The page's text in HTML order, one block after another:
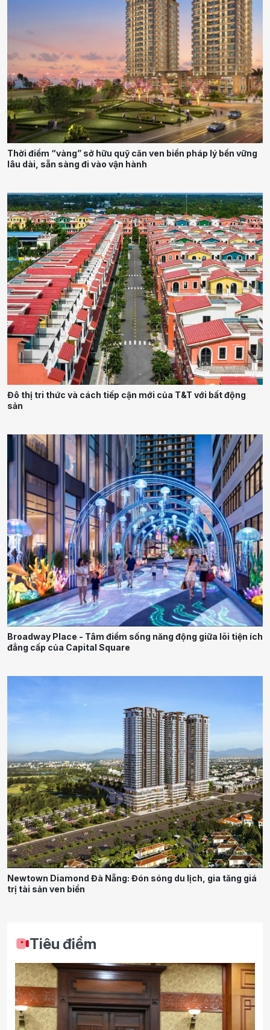
Thời điểm “vàng” sở hữu quỹ căn ven biển pháp lý bền vững
lâu dài, sẵn sàng đi vào vận hành
Đô thị tri thức và cách tiếp cận mới của T&T với bất động
sản
Broadway Place - Tâm điểm sống năng động giữa lõi tiện ích
đẳng cấp của Capital Square
Newtown Diamond Đà Nẵng: Đón sóng du lịch, gia tăng giá
trị tài sản ven biển
Tiêu điểm